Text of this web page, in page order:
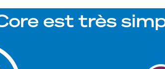
est très